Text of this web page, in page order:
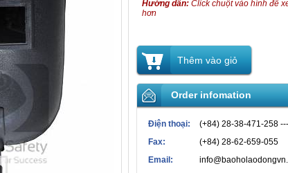
Hướng dẫn: Click chuột vào hình để
hơn
Thêm vào giỏ
Order infomation
Điện thoại:
(+84) 28-38-471-258
Fax:
(+84) 28-62-659-055
Email: